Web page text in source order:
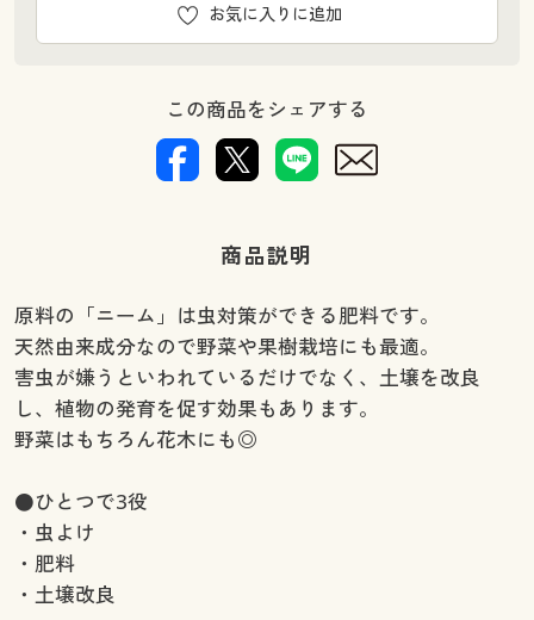
お気に入りに追加
この商品をシェアする
商品説明
原料の「ニーム」は虫対策ができる肥料です。
天然由来成分なので野菜や果樹栽培にも最適。
害虫が嫌うといわれているだけでなく、土壌を改良
し、植物の発育を促す効果もあります。
野菜はもちろん花木にも◎
●ひとつで3役
・虫よけ
・肥料
・土壌改良